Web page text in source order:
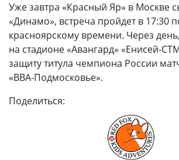
Уже завтра «Красный Яр» в Москве
«Динамо», встреча пройдет в 17:30
красноярскому времени. Через
на стадионе «Авангард» «Енисей-
защиту титула чемпиона России
«ВВА-Подмосковье».
Поделиться: